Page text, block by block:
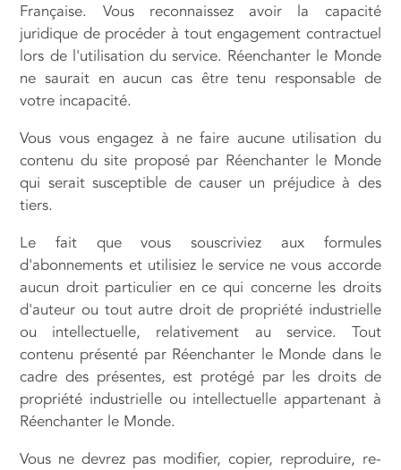
Française. Vous reconnaissez avoir la capacité
juridique de procéder à tout engagement contractuel
lors de l'utilisation du service. Réenchanter le Monde
ne saurait en aucun cas être tenu responsable de
votre incapacité.
Vous vous engagez à ne faire aucune utilisation du
contenu du site proposé par Réenchanter le Monde
qui serait susceptible de causer un préjudice à des
tiers.
Le fait que vous souscriviez aux formules
d'abonnements et utilisiez le service ne vous accorde
aucun droit particulier en ce qui concerne les droits
d'auteur ou tout autre droit de propriété industrielle
ou intellectuelle, relativement au service. Tout
contenu présenté par Réenchanter le Monde dans le
cadre des présentes, est protégé par les droits de
propriété industrielle ou intellectuelle appartenant à
Réenchanter le Monde.
Vous ne devrez pas modifier, copier, reproduire, re-